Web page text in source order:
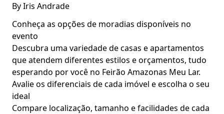
ByIris Andrade
Conheça as opções de moradias disponíveis no
evento
Descubra uma variedade de casas e apartamentos
que atendem diferentes estilos e orçamentos, tudo
esperando por você no Feirão Amazonas Meu Lar.
Avalie os diferenciais de cada imóvel e escolha o seu
ideal
Compare localização, tamanho e facilidades de cada